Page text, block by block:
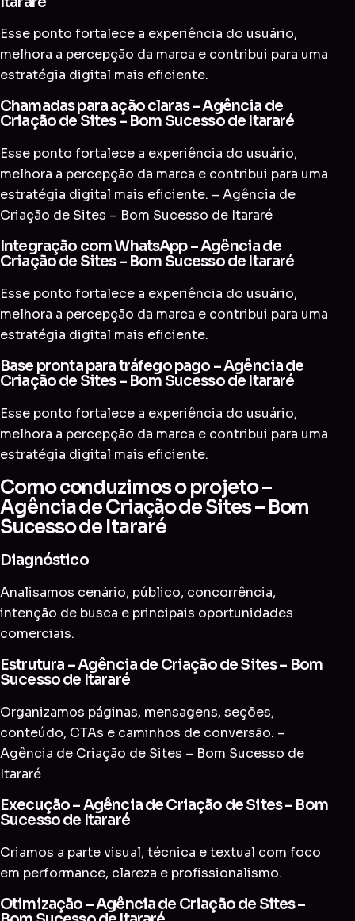
Esse ponto fortalece a experiência do usuário,
melhora a percepção da marca e contribui para uma
estratégia digital mais eficiente.
Chamadas para ação claras – Agência de
Criação de Sites – Bom Sucesso de Itararé
Esse ponto fortalece a experiência do usuário,
melhora a percepção da marca e contribui para uma
estratégia digital mais eficiente. – Agência de
Criação de Sites – Bom Sucesso de Itararé
Integração com WhatsApp – Agência de
Criação de Sites – Bom Sucesso de Itararé
Esse ponto fortalece a experiência do usuário,
melhora a percepção da marca e contribui para uma
estratégia digital mais eficiente.
Base pronta para tráfego pago – Agência de
Criação de Sites – Bom Sucesso de Itararé
Esse ponto fortalece a experiência do usuário,
melhora a percepção da marca e contribui para uma
estratégia digital mais eficiente.
Como conduzimos o projeto –
Agência de Criação de Sites – Bom
Sucesso de Itararé
Diagnóstico
Analisamos cenário, público, concorrência,
intenção de busca e principais oportunidades
comerciais.
Estrutura – Agência de Criação de Sites – Bom
Sucesso de Itararé
Organizamos páginas, mensagens, seções,
conteúdo, CTAs e caminhos de conversão. –
Agência de Criação de Sites – Bom Sucesso de
Itararé
Execução – Agência de Criação de Sites – Bom
Sucesso de Itararé
Criamos a parte visual, técnica e textual com foco
em performance, clareza e profissionalismo.
Otimização – Agência de Criação de Sites –